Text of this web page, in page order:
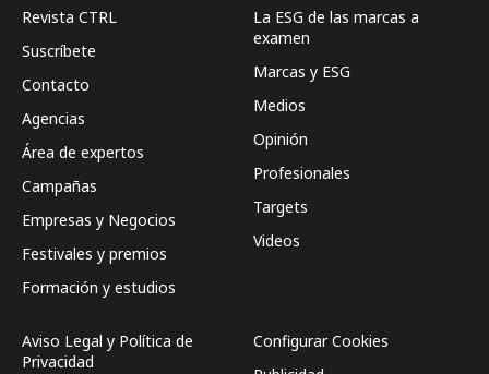
Revista CTRL
Suscríbete
Contacto
Agencias
Área de expertos
Campañas
Empresas y Negocios
Festivales y premios
Formación y estudios
La ESG de las marcas a
examen
Marcas y ESG
Medios
Opinión
Profesionales
Targets
Videos
Aviso Legal y Política de
Privacidad
Configurar Cookies